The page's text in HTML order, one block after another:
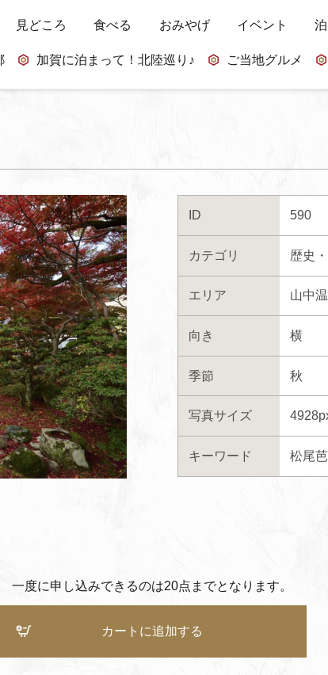
見どころ 食べる おみやげ イベント
加賀に泊まって！北陸巡り♪ ご当地グルメ
ID 590
カテゴリ 歴史
エリア 山中
向き 横
季節 秋
写真サイズ
キーワード 松尾
一度に申し込みできるのは20点までとなります。
カートに追加する